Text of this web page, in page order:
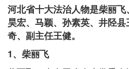
河北省十大法治人物是柴丽
昊宏、马颖、孙素英、井陉
奇、副主任王健。
1、柴丽飞